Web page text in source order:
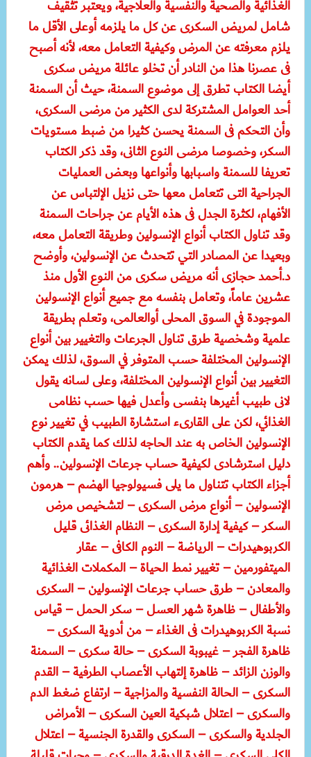
الغذائية والصحية والنفسية والعلاجية، ويعتبر تثقيف
شامل لمريض السكرى عن كل ما يلزمه أوعلى الأقل ما
يلزم معرفته عن المرض وكيفية التعامل معه، لأنه أصبح
فى عصرنا هذا من النادر أن تخلو عائلة مريض سكرى
أيضا الكتاب تطرق إلى موضوع السمنة، حيث أن السمنة
أحد العوامل المشتركة لدى الكثير من مرضى السكرى،
وأن التحكم فى السمنة يحسن كثيرا من ضبط مستويات
السكر، وخصوصا مرضى النوع الثانى، وقد ذكر الكتاب
تعريفا للسمنة واسبابها وأنواعها وبعض العمليات
الجراحية التى تتعامل معها حتى نزيل الإلتباس عن
الأفهام، لكثرة الجدل فى هذه الأيام عن جراحات السمنة
وقد تناول الكتاب أنواع الإنسولين وطريقة التعامل معه،
وبعيدا عن المصادر التي تتحدث عن الإنسولين، وأوضح
د.أحمد حجازى أنه مريض سكرى من النوع الأول منذ
عشرين عاماً، وتعامل بنفسه مع جميع أنواع الإنسولين
الموجودة في السوق المحلى أوالعالمى، وتعلم بطريقة
علمية وشخصية طرق تناول الجرعات والتغيير بين أنواع
الإنسولين المختلفة حسب المتوفر في السوق، لذلك يمكن
التغيير بين أنواع الإنسولين المختلفة، وعلى لسانه يقول
لانى طبيب أغيرها بنفسى وأعدل فيها حسب نظامى
الغذائي، لكن على القارىء استشارة الطبيب في تغيير نوع
الإنسولين الخاص به عند الحاجه لذلك كما يقدم الكتاب
دليل استرشادى لكيفية حساب جرعات الإنسولين.. وأهم
أجزاء الكتاب تتناول ما يلى فسيولوجيا الهضم – هرمون
الإنسولين – أنواع مرض السكرى – لتشخيص مرض
السكر – كيفية إدارة السكرى – النظام الغذائى قليل
الكربوهيدرات – الرياضة – النوم الكافى – عقار
الميتفورمين – تغيير نمط الحياة – المكملات الغذائية
والمعادن – طرق حساب جرعات الإنسولين – السكرى
والأطفال – ظاهرة شهر العسل – سكر الحمل – قياس
نسبة الكربوهيدرات فى الغذاء – من أدوية السكرى –
ظاهرة الفجر – غيبوبة السكرى – حالة سكرى – السمنة
والوزن الزائد – ظاهرة إلتهاب الأعصاب الطرفية – القدم
السكرى – الحالة النفسية والمزاجية – ارتفاع ضغط الدم
والسكرى – اعتلال شبكية العين السكرى – الأمراض
الجلدية والسكرى – السكرى والقدرة الجنسية – اعتلال